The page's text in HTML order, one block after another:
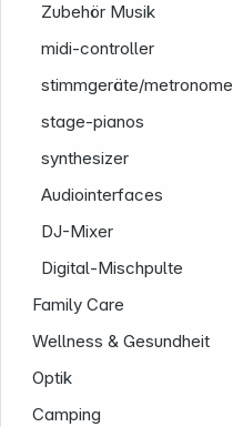
Zubehör Musik
midi-controller
stimmgeräte/metronome
stage-pianos
synthesizer
Audiointerfaces
DJ-Mixer
Digital-Mischpulte
Family Care
Wellness & Gesundheit
Optik
Camping